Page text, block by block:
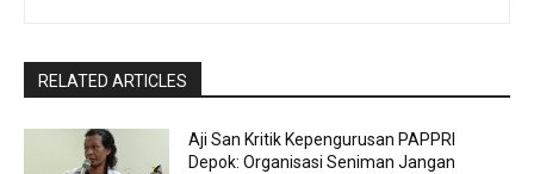
RELATED ARTICLES
Aji San Kritik Kepengurusan PAPPRI
Depok: Organisasi Seniman Jangan